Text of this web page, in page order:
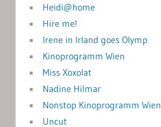
Heidi@home
Hire me!
Irene in Irland goes Olymp
Kinoprogramm Wien
Miss Xoxolat
Nadine Hilmar
Nonstop Kinoprogramm Wien
Uncut